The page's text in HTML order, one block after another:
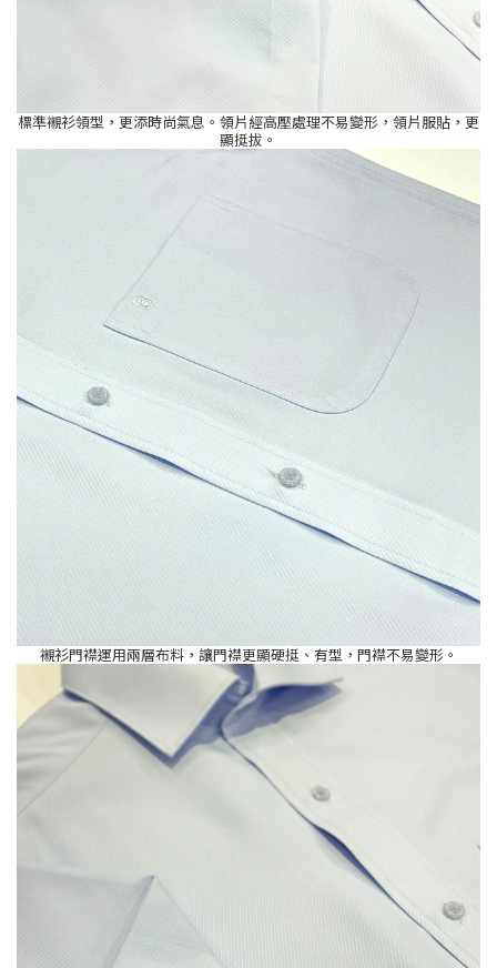
標準襯衫領型，更添時尚氣息。領片經高壓處理不易變形，領片服貼，更
顯挺拔。
襯衫門襟運用兩層布料，讓門襟更顯硬挺、有型，門襟不易變形。